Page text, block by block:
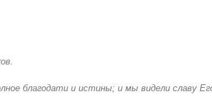
благодати и истины; и мы видели славу